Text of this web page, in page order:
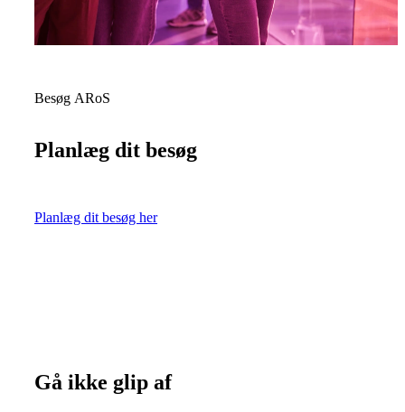
Besøg ARoS
Planlæg dit besøg
Planlæg dit besøg her
Gå ikke glip af